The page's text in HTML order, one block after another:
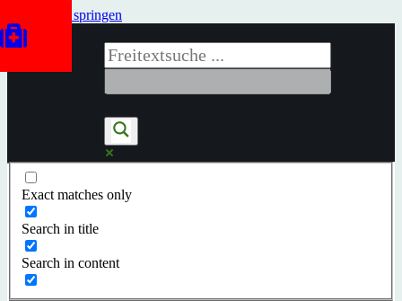
Zum Inhalt springen
Exact matches only
Search in title
Search in content